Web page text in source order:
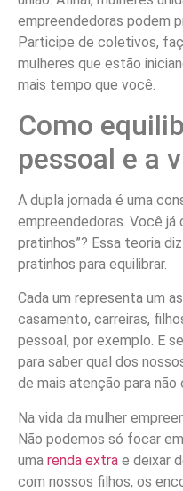
empreendedoras podem
Participe de coletivos,
mulheres que estão
mais tempo que você.
Como
pessoal e a
A dupla jornada é uma
empreendedoras. Você já
pratinhos”? Essa teoria
pratinhos para equilibrar.
Cada um representa um
casamento, carreiras,
pessoal, por exemplo. E
para saber qual dos
de mais atenção para não
Na vida da mulher
Não podemos só focar
uma renda extra e deixar
com nossos filhos, os